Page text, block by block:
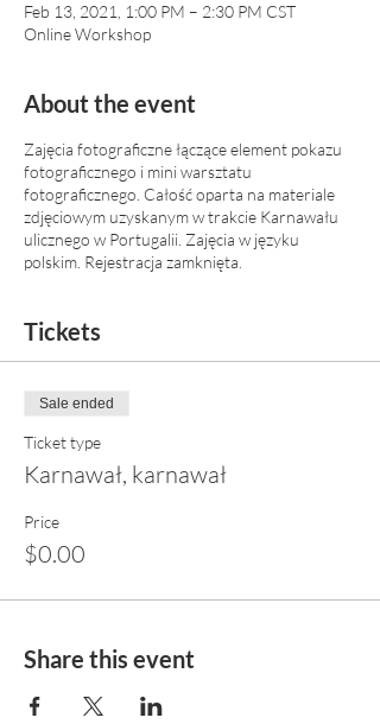
Feb 13, 2021, 1:00 PM – 2:30 PM CST
Online Workshop
About the event
Zajęcia fotograficzne łączące element pokazu
fotograficznego i mini warsztatu
fotograficznego. Całość oparta na materiale
zdjęciowym uzyskanym w trakcie Karnawału
ulicznego w Portugalii. Zajęcia w języku
polskim. Rejestracja zamknięta.
Tickets
Sale ended
Ticket type
Karnawał, karnawał
Price
$0.00
Share this event